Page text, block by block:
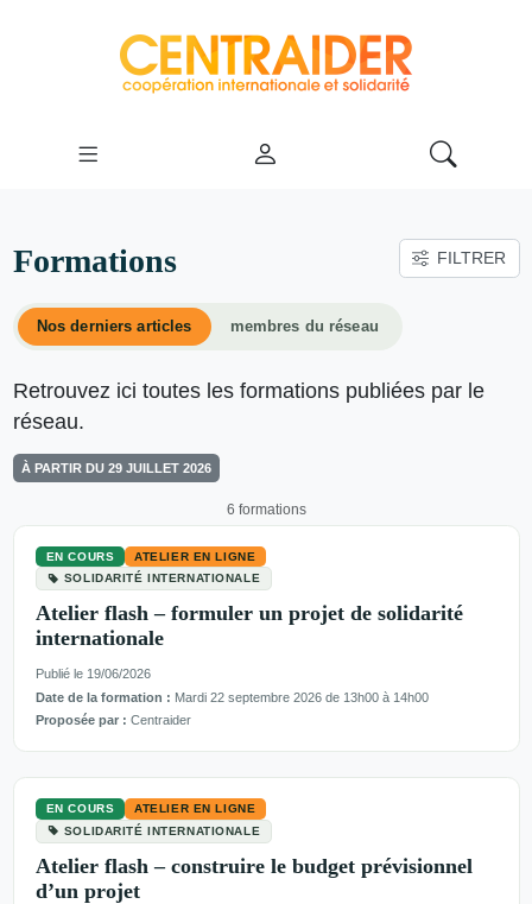
Formations FILTRER
Nos derniers articles membres du réseau
Retrouvez ici toutes les formations publiées par le
réseau.
À PARTIR DU 29 JUILLET 2026
6 formations
EN COURS
ATELIER EN LIGNE
SOLIDARITÉ INTERNATIONALE
Atelier flash – formuler un projet de solidarité
internationale
Publié le 19/06/2026
Date de la formation : Mardi 22 septembre 2026 de 13h00 à 14h00
Proposée par : Centraider
EN COURS
ATELIER EN LIGNE
SOLIDARITÉ INTERNATIONALE
Atelier flash – construire le budget prévisionnel
d’un projet